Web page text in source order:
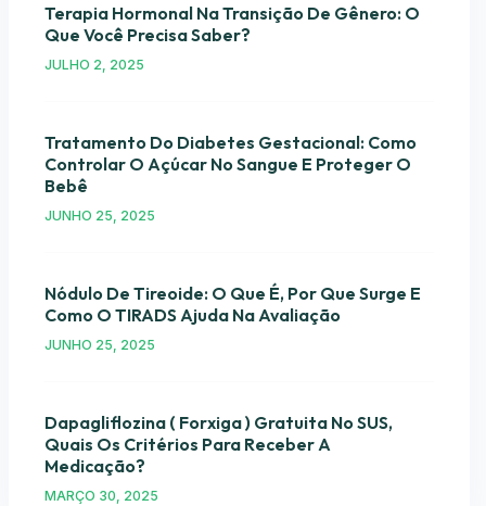
Terapia Hormonal Na Transição De Gênero: O
Que Você Precisa Saber?
JULHO 2, 2025
Tratamento Do Diabetes Gestacional: Como
Controlar O Açúcar No Sangue E Proteger O
Bebê
JUNHO 25, 2025
Nódulo De Tireoide: O Que É, Por Que Surge E
Como O TIRADS Ajuda Na Avaliação
JUNHO 25, 2025
Dapagliflozina ( Forxiga ) Gratuita No SUS,
Quais Os Critérios Para Receber A
Medicação?
MARÇO 30, 2025